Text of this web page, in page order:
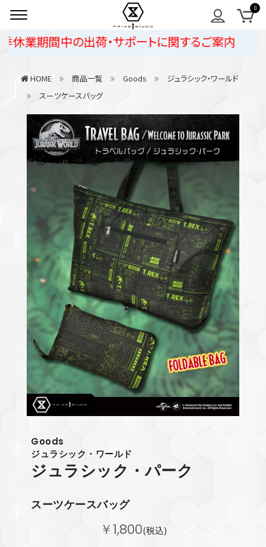
期間中の出荷・サポートに関するご案内
HOME 商品一覧 Goods
ジュラシック・ワールド
スーツケースバッグ
Goods
ジュラシック・ワールド
ジュラシック・パーク
スーツケースバッグ
￥1,800(税込)